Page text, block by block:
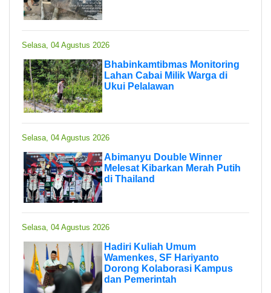
Selasa, 04 Agustus 2026
Bhabinkamtibmas Monitoring
Lahan Cabai Milik Warga di
Ukui Pelalawan
Selasa, 04 Agustus 2026
Abimanyu Double Winner
Melesat Kibarkan Merah Putih
di Thailand
Selasa, 04 Agustus 2026
Hadiri Kuliah Umum
Wamenkes, SF Hariyanto
Dorong Kolaborasi Kampus
dan Pemerintah